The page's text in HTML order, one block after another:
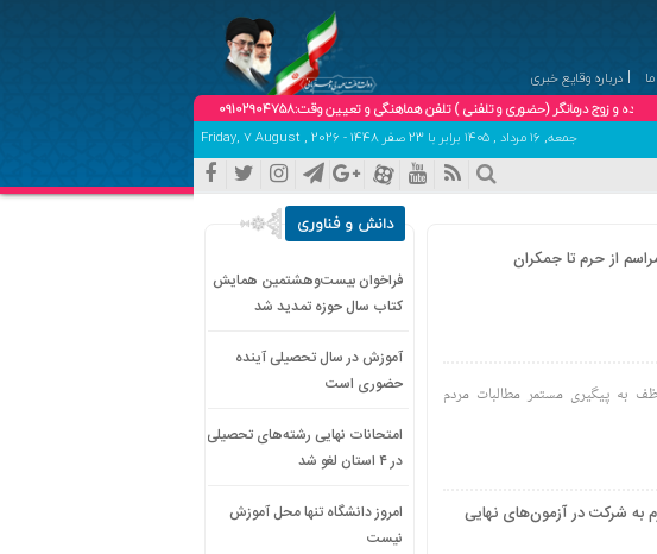
درباره وقایع خبری
(حضوری و تلفنی ) تلفن هماهنگی و تعیین وقت:09102904758
جمعه, ۱۶ مرداد , ۱۴۰۵ برابر با 23 صفر 1448 - Friday, 7 August , 2026
از حرم تا جمکران
به پیگیری مستمر مطالبات مردم
به شرکت در آزمون‌های نهایی
دانش و فناوری
فراخوان بیست‌وهشتمین همایش
کتاب سال حوزه تمدید شد
آموزش در سال تحصیلی آینده
حضوری است
امتحانات نهایی رشته‌های تحصیلی
در ۴ استان لغو شد
امروز دانشگاه تنها محل آموزش
نیست